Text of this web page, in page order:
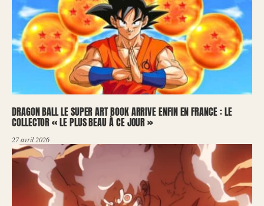
DRAGON BALL LE SUPER ART BOOK ARRIVE ENFIN EN FRANCE : LE
COLLECTOR « LE PLUS BEAU À CE JOUR »
27 avril 2026